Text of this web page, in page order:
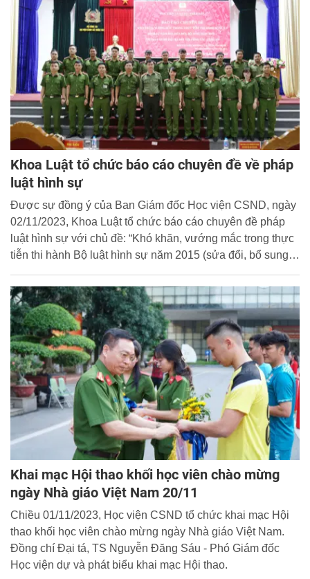
Khoa Luật tổ chức báo cáo chuyên đề về pháp
luật hình sự
Được sự đồng ý của Ban Giám đốc Học viện CSND, ngày
02/11/2023, Khoa Luật tổ chức báo cáo chuyên đề pháp
luật hình sự với chủ đề: “Khó khăn, vướng mắc trong thực
tiễn thi hành Bộ luật hình sự năm 2015 (sửa đổi, bổ sung
Khai mạc Hội thao khối học viên chào mừng
ngày Nhà giáo Việt Nam 20/11
Chiều 01/11/2023, Học viện CSND tổ chức khai mạc Hội
thao khối học viên chào mừng ngày Nhà giáo Việt Nam.
Đồng chí Đại tá, TS Nguyễn Đăng Sáu - Phó Giám đốc
Học viện dự và phát biểu khai mạc Hội thao.